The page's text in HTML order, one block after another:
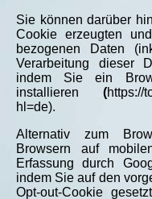
Sie können darüber
Cookie erzeugten
bezogenen Daten
Verarbeitung dieser
indem Sie ein
installieren (https://
hl=de).
Alternativ zum
Browsern auf
Erfassung durch
indem Sie auf den
Opt-out-Cookie